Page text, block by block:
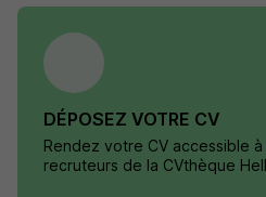
DÉPOSEZ VOTRE CV
Rendez votre CV accessible à
recruteurs de la CVthèque